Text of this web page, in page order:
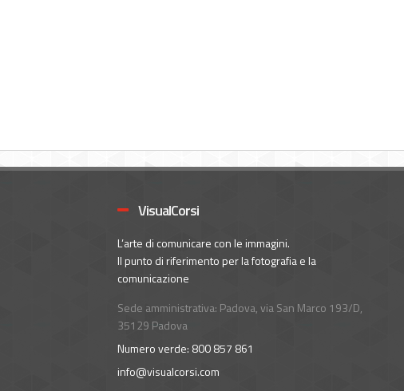
VisualCorsi
L’arte di comunicare con le immagini.
Il punto di riferimento per la fotografia e la
comunicazione
Sede amministrativa: Padova, via San Marco 193/D,
35129 Padova
Numero verde: 800 857 861
info@visualcorsi.com